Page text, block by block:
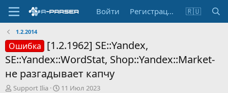
Войти Регистрация 🇷🇺
1.2.2014
Ошибка [1.2.1962] SE::Yandex,
SE::Yandex::WordStat, Shop::Yandex::Market-
не разгадывает капчу
А
Support Ilia
Д11 Июл 2023